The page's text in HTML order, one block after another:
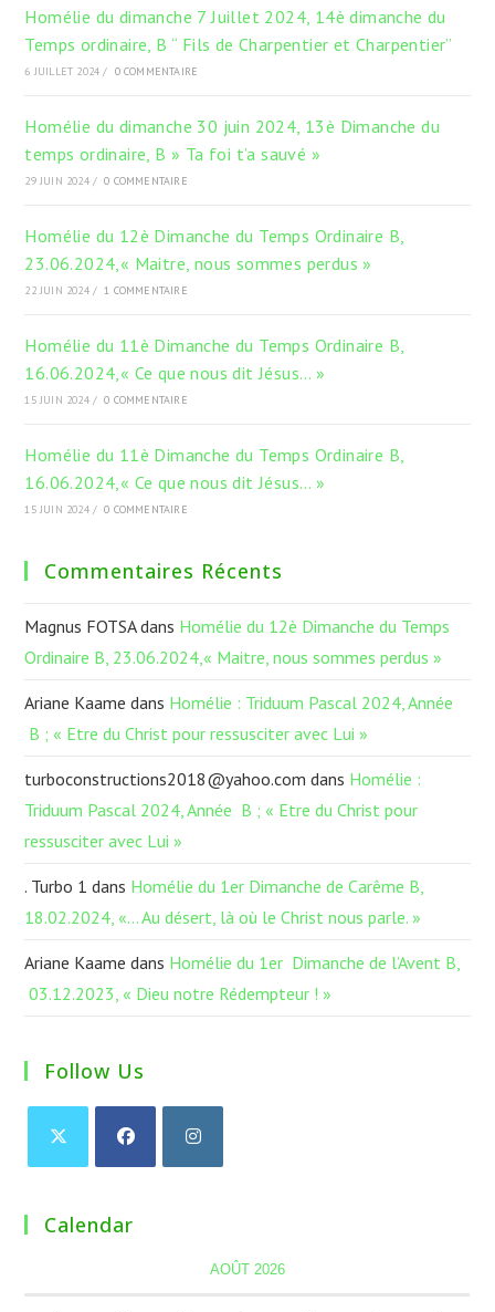
Homélie du dimanche 7 Juillet 2024, 14è dimanche du
Temps ordinaire, B “ Fils de Charpentier et Charpentier”
6 JUILLET 2024 / 0 COMMENTAIRE
Homélie du dimanche 30 juin 2024, 13è Dimanche du
temps ordinaire, B » Ta foi t’a sauvé »
29 JUIN 2024 / 0 COMMENTAIRE
Homélie du 12è Dimanche du Temps Ordinaire B,
23.06.2024,« Maitre, nous sommes perdus »
22 JUIN 2024 / 1 COMMENTAIRE
Homélie du 11è Dimanche du Temps Ordinaire B,
16.06.2024,« Ce que nous dit Jésus… »
15 JUIN 2024 / 0 COMMENTAIRE
Homélie du 11è Dimanche du Temps Ordinaire B,
16.06.2024,« Ce que nous dit Jésus… »
15 JUIN 2024 / 0 COMMENTAIRE
Commentaires Récents
Magnus FOTSAdans Homélie du 12è Dimanche du Temps
Ordinaire B, 23.06.2024,« Maitre, nous sommes perdus »
Ariane Kaame dans Homélie : Triduum Pascal 2024, Année
B ; « Etre du Christ pour ressusciter avec Lui »
turboconstructions2018@yahoo.com dans Homélie :
Triduum Pascal 2024, Année B ; « Etre du Christ pour
ressusciter avec Lui »
. Turbo 1 dans Homélie du 1er Dimanche de Carême B,
18.02.2024, «… Au désert, là où le Christ nous parle. »
Ariane Kaame dans Homélie du 1er Dimanche de l’Avent B,
03.12.2023, « Dieu notre Rédempteur ! »
Follow Us
Calendar
AOÛT 2026